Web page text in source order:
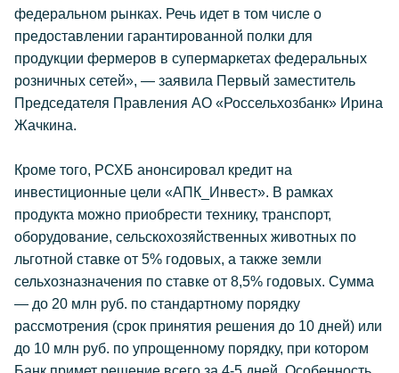
федеральном рынках. Речь идет в том числе о
предоставлении гарантированной полки для
продукции фермеров в супермаркетах федеральных
розничных сетей», — заявила Первый заместитель
Председателя Правления АО «Россельхозбанк» Ирина
Жачкина.
Кроме того, РСХБ анонсировал кредит на
инвестиционные цели «АПК_Инвест». В рамках
продукта можно приобрести технику, транспорт,
оборудование, сельскохозяйственных животных по
льготной ставке от 5% годовых, а также земли
сельхозназначения по ставке от 8,5% годовых. Сумма
— до 20 млн руб. по стандартному порядку
рассмотрения (срок принятия решения до 10 дней) или
до 10 млн руб. по упрощенному порядку, при котором